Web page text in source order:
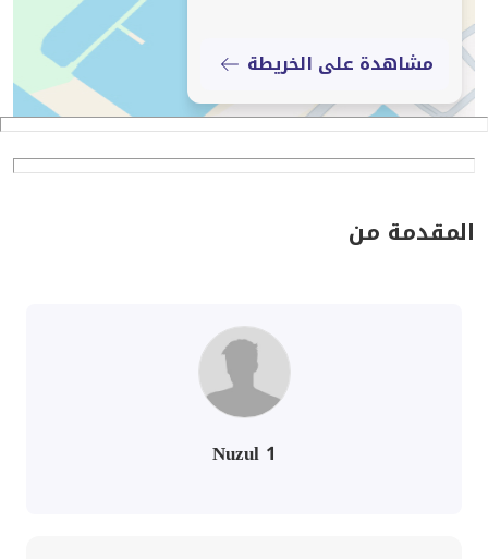
مشاهدة على الخريطة
المقدمة من
Nuzul 1